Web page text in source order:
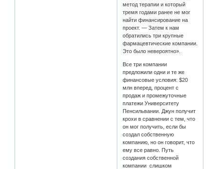
метод терапии и который
тремя годами ранее не мог
найти финансирование на
проект. — Затем к нам
обратились три крупные
фармацевтические компании.
Это было невероятно».
Все три компании
предложили одни и те же
финансовые условия: $20
млн вперед, процент с
продаж и промежуточные
платежи Университету
Пенсильвании. Джун получит
крохи в сравнении с тем, что
он мог получить, если бы
создал собственную
компанию, но он говорит, что
ему все равно. Путь
создания собственной
компании слишком